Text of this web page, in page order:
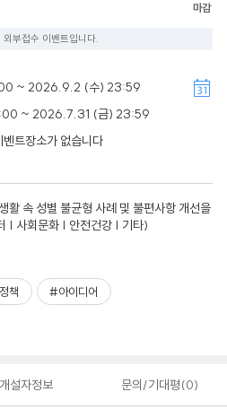
외부접수 이벤트입니다.
~ 2026.9.2 (수) 23:59
~ 2026.7.31 (금) 23:59
트장소가 없습니다
활 속 성별 불균형 사례 및 불편사항 개선을
| 사회문화 | 안전건강 | 기타)
책 #아이디어
개설자정보 문의/기대평 0